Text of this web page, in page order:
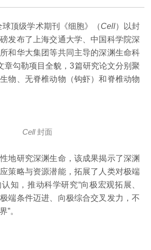
顶级学术期刊《细胞》（Cell）以封
发布了上海交通大学、中国科学院深
和华大集团等共同主导的深渊生命科
章勾勒项目全貌，3篇研究论文分别聚
物、无脊椎动物（钩虾）和脊椎动物
Cell封面
地研究深渊生命，该成果揭示了深渊
策略与资源潜能，拓展了人类对极端
知，推动科学研究“向极宏观拓展、
端条件迈进、向极综合交叉发力，不
”。